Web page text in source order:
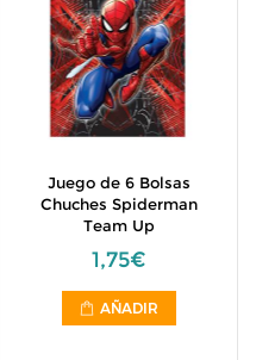
Juego de 6 Bolsas
Chuches Spiderman
Team Up
1,75€
AÑADIR